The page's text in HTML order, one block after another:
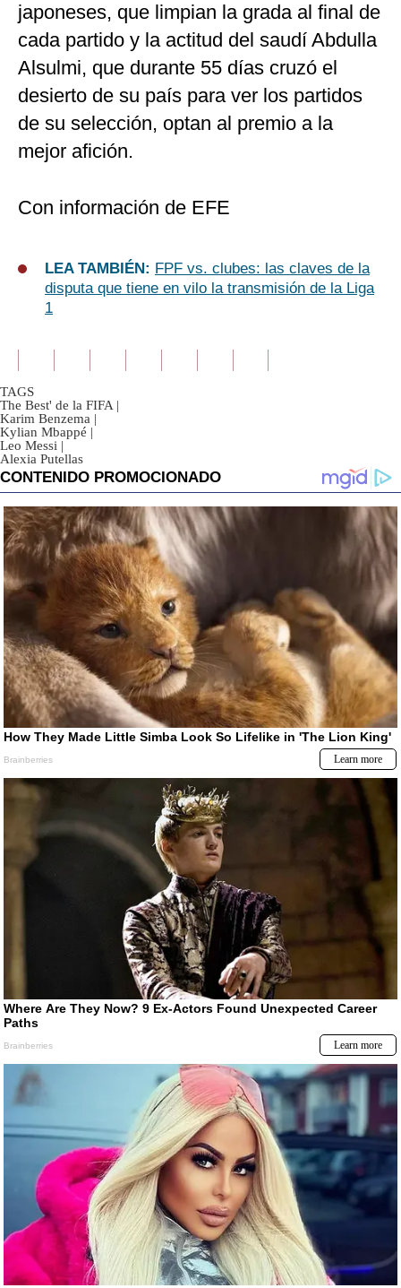
japoneses, que limpian la grada al final de
cada partido y la actitud del saudí Abdulla
Alsulmi, que durante 55 días cruzó el
desierto de su país para ver los partidos
de su selección, optan al premio a la
mejor afición.
Con información de EFE
LEA TAMBIÉN: FPF vs. clubes: las claves de la
disputa que tiene en vilo la transmisión de la Liga
1
TAGS
The Best' de la FIFA |
Karim Benzema |
Kylian Mbappé |
Leo Messi |
Alexia Putellas